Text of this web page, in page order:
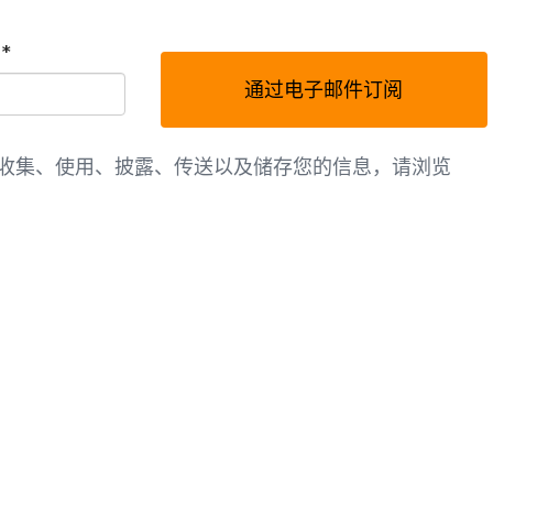
*
通过电子邮件订阅
集、​使用、​披露、​传送​以及​储存您​的​信息，​请​浏览​